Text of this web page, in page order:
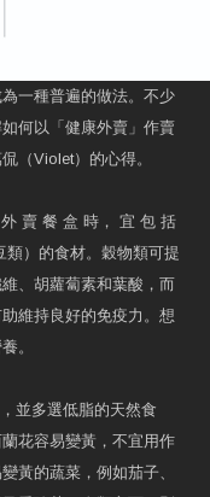
一種普遍的做法。不少
何以「健康外賣」作賣
（Violet）的心得。
賣 餐 盒 時， 宜 包 括
）的食材。穀物類可提
、胡蘿蔔素和葉酸，而
維持良好的免疫力。想
。
並多選低脂的天然食
花容易變黃，不宜用作
黃的蔬菜，例如茄子、